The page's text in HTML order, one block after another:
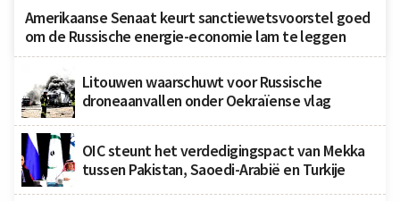
Amerikaanse Senaat keurt sanctiewetsvoorstel goed
om de Russische energie-economie lam te leggen
Litouwen waarschuwt voor Russische
droneaanvallen onder Oekraïense vlag
OIC steunt het verdedigingspact van Mekka
tussen Pakistan, Saoedi-Arabië en Turkije